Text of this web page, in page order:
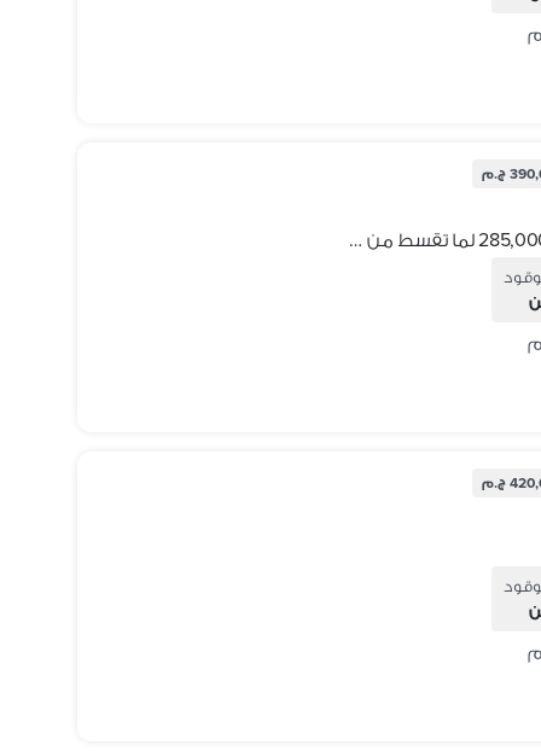
ج.م
شيرى تيجو 7برو ماكس 2026 بمقدم 285,000 لما تقسط من إكستريم اوتو
ج.م